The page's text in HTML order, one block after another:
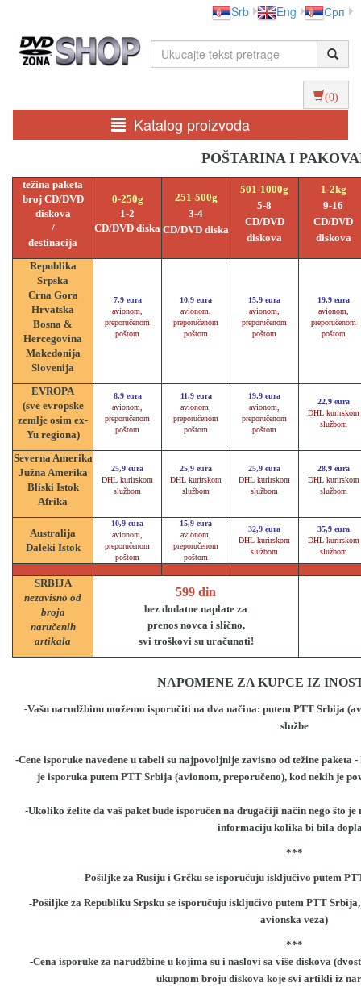
Srb Eng Срп
(0)
Katalog proizvoda
POŠTARINA I
težina paketa
broj CD/DVD
diskova
/
destinacija
0-250g
1-2
CD/DVD diska
251-500g
3-4
CD/DVD diska
501-1000g
5-8
CD/DVD
diskova
1-2kg
9-16
CD/DVD
diskova
Republika
Srpska
Crna Gora
Hrvatska
Bosna &
Hercegovina
Makedonija
Slovenija
7,9 eura
avionom,
preporučenom
poštom
10,9 eura
avionom,
preporučenom
poštom
15,9 eura
avionom,
preporučenom
poštom
19,9 eura
avionom,
preporučenom
poštom
EVROPA
(sve evropske
zemlje osim ex-
Yu regiona)
8,9 eura
avionom,
preporučenom
poštom
11,9 eura
avionom,
preporučenom
poštom
19,9 eura
avionom,
preporučenom
poštom
22,9 eura
DHL kurirskom
službom
Severna Amerika
Južna Amerika
Bliski Istok
Afrika
25,9 eura
DHL kurirskom
službom
25,9 eura
DHL kurirskom
službom
25,9 eura
DHL kurirskom
službom
28,9 eura
DHL kurirskom
službom
Australija
Daleki Istok
10,9 eura
avionom,
preporučenom
poštom
15,9 eura
avionom,
preporučenom
poštom
32,9 eura
DHL kurirskom
službom
35,9 eura
DHL kurirskom
službom
SRBIJA
nezavisno od
broja
naručenih
artikala
599 din
bez dodatne naplate za
prenos novca i slično,
svi troškovi su uračunati!
NAPOMENE ZA KUPCE IZ
-Vašu narudžbinu možemo isporučiti na dva načina: putem PTT Srbija
službe
-Cene isporuke navedene u tabeli su najpovoljnije zavisno od težine
je isporuka putem PTT Srbija (avionom, preporučeno), kod nekih je
-Ukoliko želite da vaš paket bude isporučen na drugačiji način nego što
informaciju kolika bi bila
***
-Pošiljke za Rusiju i Grčku se isporučuju isključivo putem
-Pošiljke za Republiku Srpsku se isporučuju isključivo putem PTT
avionska veza)
***
-Cena isporuke za narudžbine u kojima su i naslovi sa više diskova
ukupnom broju diskova koje svi artikli iz